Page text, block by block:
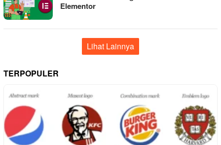
Elementor
Lihat Lainnya
TERPOPULER